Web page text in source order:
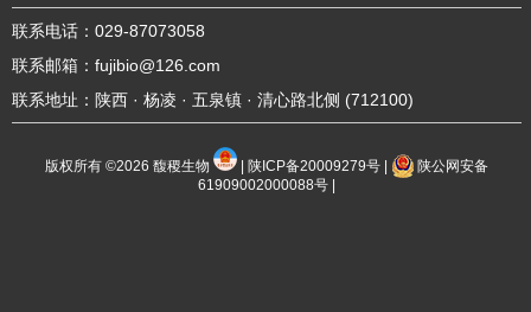
联系电话：029-87073058
联系邮箱：fujibio@126.com
联系地址：陕西 · 杨凌 · 五泉镇 · 清心路北侧 (712100)
版权所有 ©2026馥稷生物 |陕ICP备20009279号 |
陕公网安备
61909002000088号 |